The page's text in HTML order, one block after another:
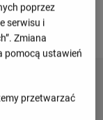
poprzez
serwisu i
Zmiana
pomocą ustawień
przetwarzać